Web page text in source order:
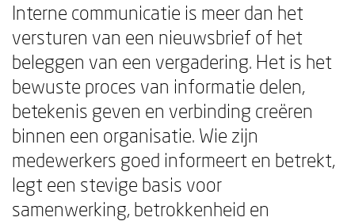
Interne communicatie is meer dan het
versturen van een nieuwsbrief of het
beleggen van een vergadering. Het is het
bewuste proces van informatie delen,
betekenis geven en verbinding creëren
binnen een organisatie. Wie zijn
medewerkers goed informeert en betrekt,
legt een stevige basis voor
samenwerking, betrokkenheid en